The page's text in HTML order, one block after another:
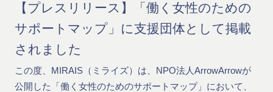
【プレスリリース】「働く女性のための
サポートマップ」に支援団体として掲載
されました
この度、MIRAIS（ミライズ）は、NPO法人ArrowArrowが
公開した「働く女性のためのサポートマップ」において、